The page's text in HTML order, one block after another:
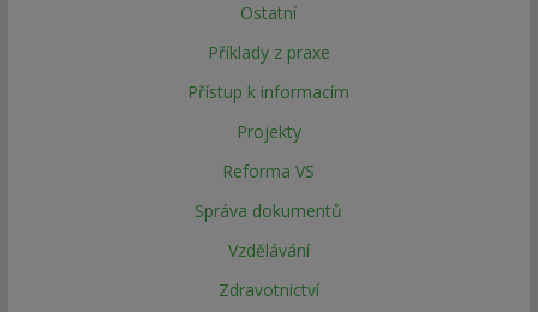
Ostatní
Příklady z praxe
Přístup k informacím
Projekty
Reforma VS
Správa dokumentů
Vzdělávání
Zdravotnictví